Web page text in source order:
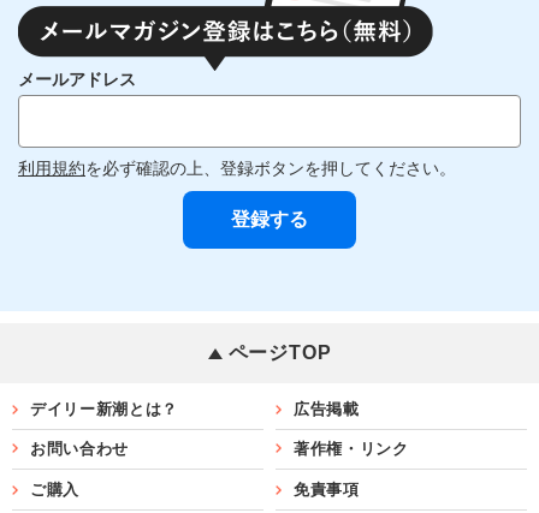
メールアドレス
利用規約を必ず確認の上、登録ボタンを押してください。
ページTOP
デイリー新潮とは？ 広告掲載
お問い合わせ 著作権・リンク
ご購入 免責事項